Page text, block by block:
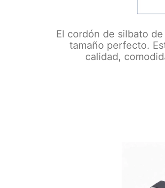
El cordón de silbato
tamaño perfecto.
calidad,